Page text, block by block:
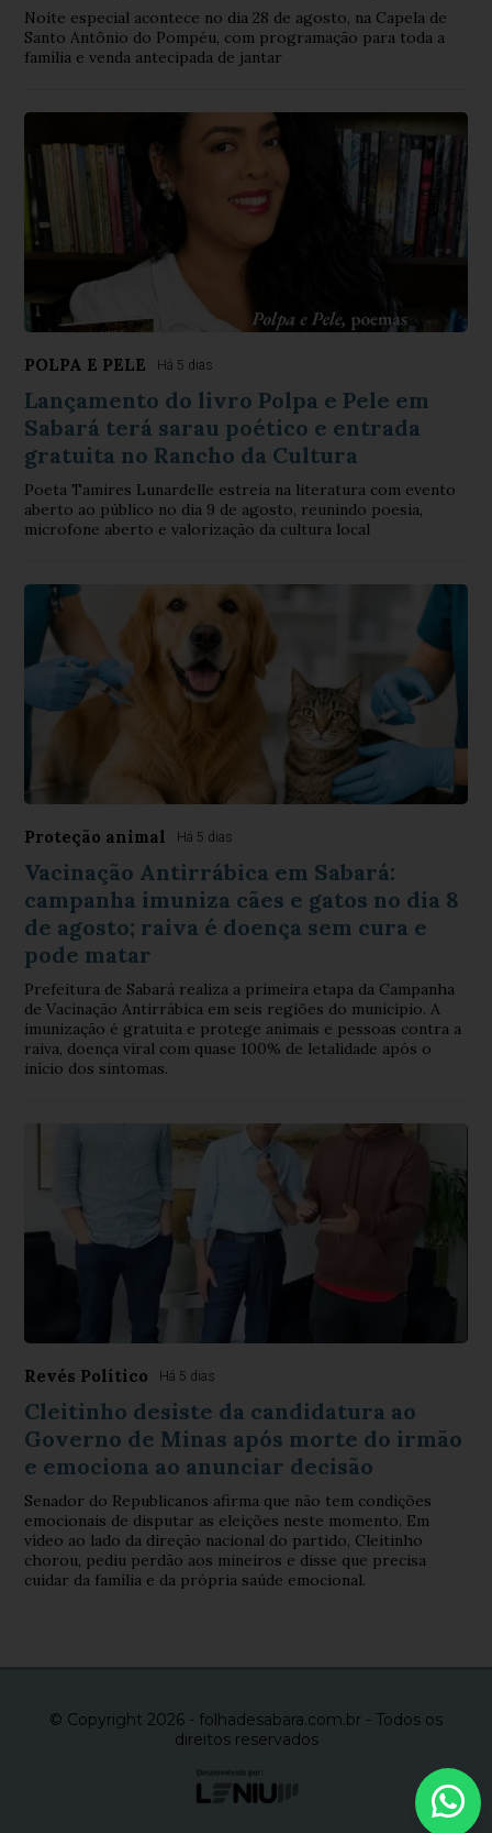
Noite especial acontece no dia 28 de agosto, na Capela de
Santo Antônio do Pompéu, com programação para toda a
família e venda antecipada de jantar
POLPA E PELE Há 5 dias
Lançamento do livro Polpa e Pele em
Sabará terá sarau poético e entrada
gratuita no Rancho da Cultura
Poeta Tamires Lunardelle estreia na literatura com evento
aberto ao público no dia 9 de agosto, reunindo poesia,
microfone aberto e valorização da cultura local
Proteção animal Há 5 dias
Vacinação Antirrábica em Sabará:
campanha imuniza cães e gatos no dia 8
de agosto; raiva é doença sem cura e
pode matar
Prefeitura de Sabará realiza a primeira etapa da Campanha
de Vacinação Antirrábica em seis regiões do município. A
imunização é gratuita e protege animais e pessoas contra a
raiva, doença viral com quase 100% de letalidade após o
início dos sintomas.
Revés Político Há 5 dias
Cleitinho desiste da candidatura ao
Governo de Minas após morte do irmão
e emociona ao anunciar decisão
Senador do Republicanos afirma que não tem condições
emocionais de disputar as eleições neste momento. Em
vídeo ao lado da direção nacional do partido, Cleitinho
chorou, pediu perdão aos mineiros e disse que precisa
cuidar da família e da própria saúde emocional.
© Copyright 2026 - folhadesabara.com.br - Todos os
direitos reservados